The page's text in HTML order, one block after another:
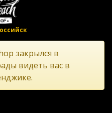
закрылся в
видеть вас в